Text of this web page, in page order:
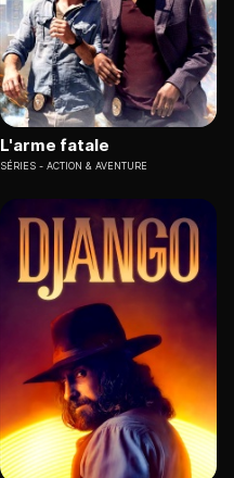
L'arme fatale
SÉRIES ACTION & AVENTURE